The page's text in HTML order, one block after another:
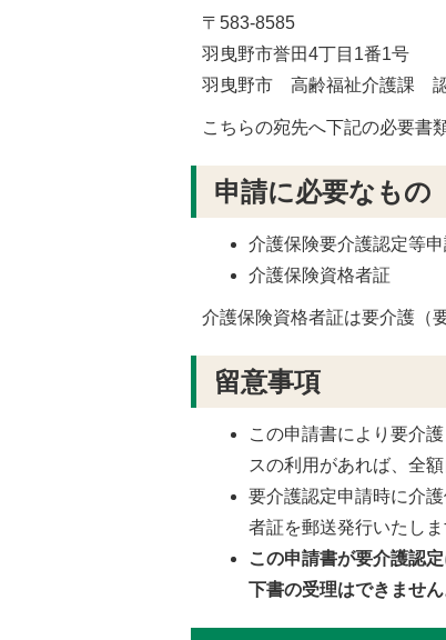
〒583-8585
羽曳野市誉田4丁目1番1号
羽曳野市 高齢福祉介護課
こちらの宛先へ下記の必要書
申請に必要なもの
介護保険要介護認定等
介護保険資格者証
介護保険資格者証は要介護（
留意事項
この申請書により要介
スの利用があれば、全
要介護認定申請時に介
者証を郵送発行いたしま
この申請書が要介護認
下書の受理はできません